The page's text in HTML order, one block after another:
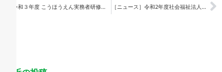
令和３年度 こうほうえん実務者研修（通信課程）受講生募集 ［ニュース］令和2年度社会福祉法人こうほうえん法人研究発表会のご案内